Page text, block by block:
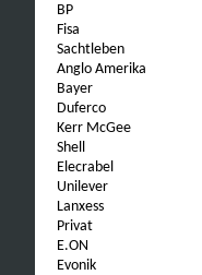
BP
Fisa
Sachtleben
Anglo Amerika
Bayer
Duferco
Kerr McGee
Shell
Elecrabel
Unilever
Lanxess
Privat
E.ON
Evonik